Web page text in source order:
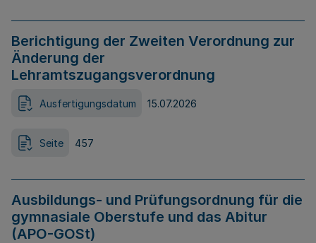
Berichtigung der Zweiten Verordnung zur
Änderung der
Lehramtszugangsverordnung
Ausfertigungsdatum 15.07.2026
Seite 457
Ausbildungs- und Prüfungsordnung für die
gymnasiale Oberstufe und das Abitur
(APO-GOSt)